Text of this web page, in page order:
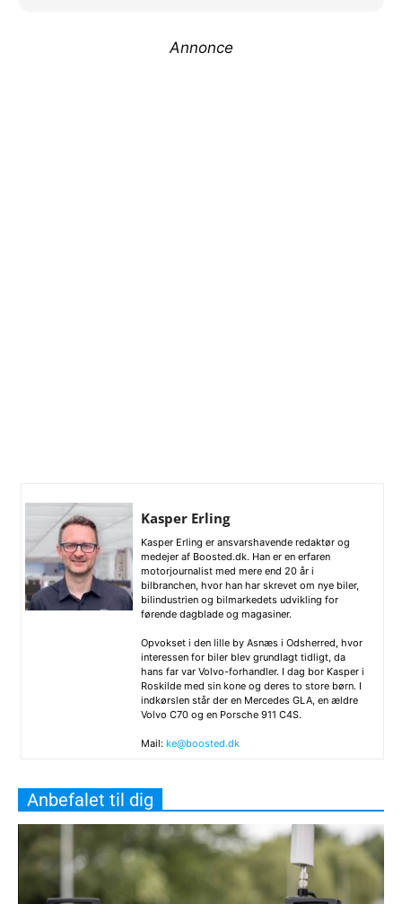
Annonce
Kasper Erling
Kasper Erling er ansvarshavende redaktør og
medejer af Boosted.dk. Han er en erfaren
motorjournalist med mere end 20 år i
bilbranchen, hvor han har skrevet om nye biler,
bilindustrien og bilmarkedets udvikling for
førende dagblade og magasiner.
Opvokset i den lille by Asnæs i Odsherred, hvor
interessen for biler blev grundlagt tidligt, da
hans far var Volvo-forhandler. I dag bor Kasper i
Roskilde med sin kone og deres to store børn. I
indkørslen står der en Mercedes GLA, en ældre
Volvo C70 og en Porsche 911 C4S.
Mail: ke@boosted.dk